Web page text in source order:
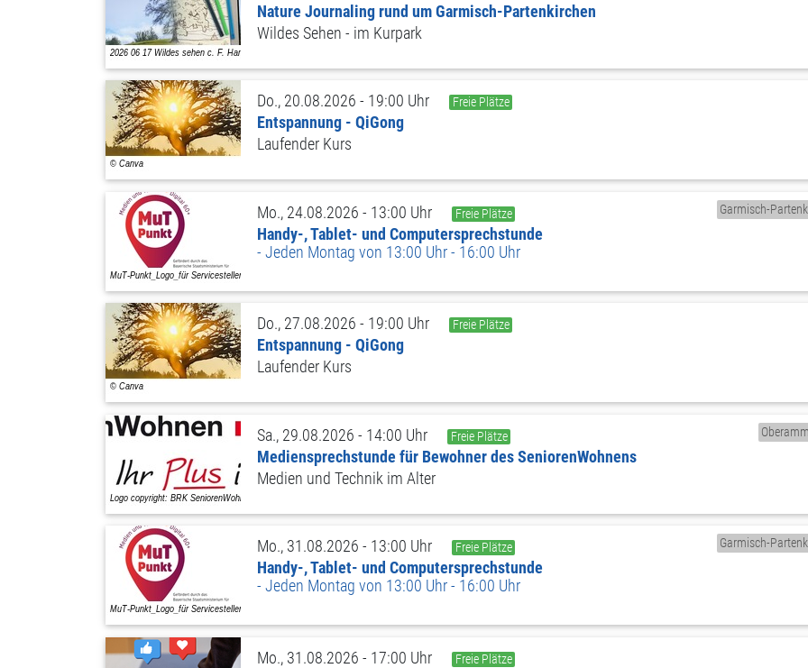
Nature Journaling rund um Garmisch-Partenkirchen
Wildes Sehen - im Kurpark
Do., 20.08.2026 - 19:00 Uhr Freie Plätze
Entspannung - QiGong
Laufender Kurs
Mo., 24.08.2026 - 13:00 Uhr Freie Plätze Garmisch-
Handy-, Tablet- und Computersprechstunde
Jeden Montag von 13:00 Uhr - 16:00 Uhr
Do., 27.08.2026 - 19:00 Uhr Freie Plätze
Entspannung - QiGong
Laufender Kurs
Sa., 29.08.2026 - 14:00 Uhr Freie Plätze
Mediensprechstunde für Bewohner des SeniorenWohnens
Medien und Technik im Alter
Mo., 31.08.2026 - 13:00 Uhr Freie Plätze Garmisch-
Handy-, Tablet- und Computersprechstunde
Jeden Montag von 13:00 Uhr - 16:00 Uhr
Mo., 31.08.2026 - 17:00 Uhr Freie Plätze